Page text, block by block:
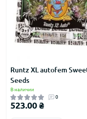
Runtz XL autofem
Seeds
В наличии
0
523.00 ₴